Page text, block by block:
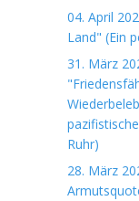
04. April
Land" (Ein
31. März
Ruhr)
28. März